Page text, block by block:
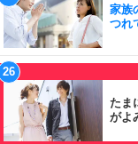
家族
つれ
たま
がよ